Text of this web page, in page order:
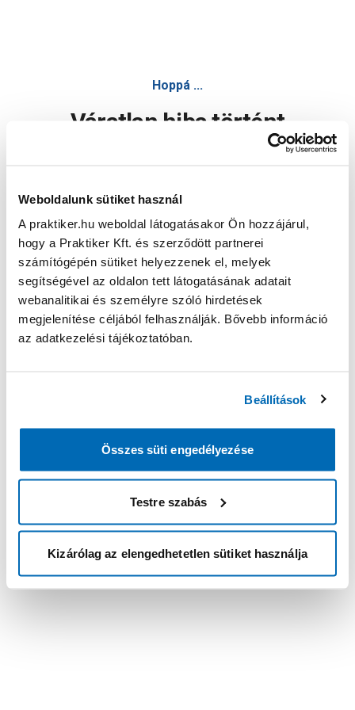
Weboldalunk sütiket használ
A praktiker.hu weboldal látogatásakor Ön hozzájárul,
hogy a Praktiker Kft. és szerződött partnerei
számítógépén sütiket helyezzenek el, melyek
segítségével az oldalon tett látogatásának adatait
webanalitikai és személyre szóló hirdetések
megjelenítése céljából felhasználják. Bővebb információ
az adatkezelési tájékoztatóban.
Beállítások
Összes süti engedélyezése
Testre szabás
Kizárólag az elengedhetetlen sütiket használja
Hoppá ...
Váratlan hiba történt
Oldal újratöltése